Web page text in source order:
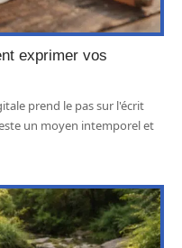
exprimer vos
prend le pas sur l'écrit
un moyen intemporel et